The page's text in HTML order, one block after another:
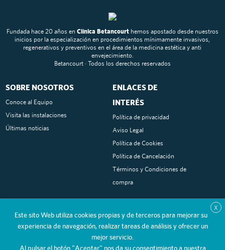
Fundada hace 20 años en Clínica Betancourthemos apostado desde nuestros
inicios por la especialización en procedimientos mínimamente invasivos,
regenerativos y preventivos en el área de la medicina estética y anti
envejecimiento.
Betancourt · Todos los derechos reservados
SOBRE NOSOTROS
Conoce al Equipo
Visita las instalaciones
Últimas noticias
ENLACES DE
INTERÉS
Política de privacidad
Aviso Legal
Política de Cookies
Política de Cancelación
Términos y Condiciones de
compra
Tel:
660 849 271/91 715
45 54
X
Este sito Web utiliza cookies propias y de terceros para mejorar su
experiencia de navegación, realizar tareas de análisis y ofrecer un
mejor servicio.
Al pulsar el botón "Aceptar" nos da su consentimiento a nuestra